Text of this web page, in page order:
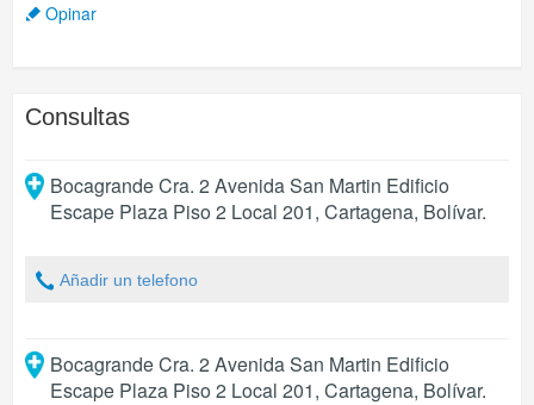
Opinar
Consultas
Bocagrande Cra. 2 Avenida San Martin Edificio
Escape Plaza Piso 2 Local 201, Cartagena, Bolívar.
Añadir un telefono
Bocagrande Cra. 2 Avenida San Martin Edificio
Escape Plaza Piso 2 Local 201, Cartagena, Bolívar.